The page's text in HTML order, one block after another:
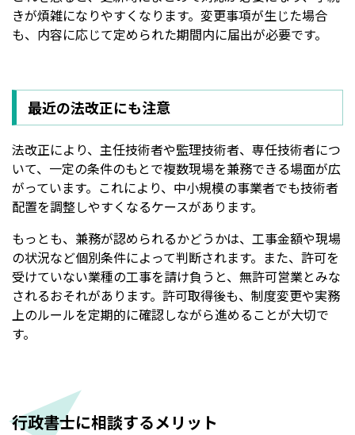
きが煩雑になりやすくなります。変更事項が生じた場合
も、内容に応じて定められた期間内に届出が必要です。
最近の法改正にも注意
法改正により、主任技術者や監理技術者、専任技術者につ
いて、一定の条件のもとで複数現場を兼務できる場面が広
がっています。これにより、中小規模の事業者でも技術者
配置を調整しやすくなるケースがあります。
もっとも、兼務が認められるかどうかは、工事金額や現場
の状況など個別条件によって判断されます。また、許可を
受けていない業種の工事を請け負うと、無許可営業とみな
されるおそれがあります。許可取得後も、制度変更や実務
上のルールを定期的に確認しながら進めることが大切で
す。
行政書士に相談するメリット